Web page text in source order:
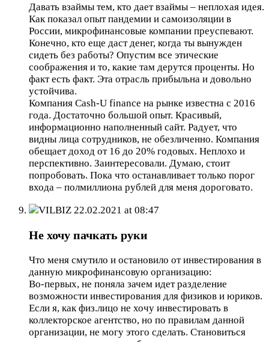
Давать взаймы тем, кто дает взаймы – неплохая идея.
Как показал опыт пандемии и самоизоляции в
России, микрофинансовые компании преуспевают.
Конечно, кто еще даст денег, когда ты вынужден
сидеть без работы? Опустим все этические
соображения и то, какие там дерутся проценты. Но
факт есть факт. Эта отрасль прибыльна и довольно
устойчива.
Компания Cash-U finance на рынке известна с 2016
года. Достаточно большой опыт. Красивый,
информационно наполненный сайт. Радует, что
видны лица сотрудников, не обезличенно. Компания
обещает доход от 16 до 20% годовых. Неплохо и
перспективно. Заинтересовали. Думаю, стоит
попробовать. Пока что останавливает только порог
входа – полмиллиона рублей для меня дороговато.
VILBIZ 22.02.2021 at 08:47
Не хочу пачкать руки
Что меня смутило и остановило от инвестирования в
данную микрофинансовую организацию:
Во-первых, не поняла зачем идет разделение
возможности инвестирования для физиков и юриков.
Если я, как физ.лицо не хочу инвестировать в
коллекторское агентство, но по правилам данной
организации, не могу этого сделать. Становиться